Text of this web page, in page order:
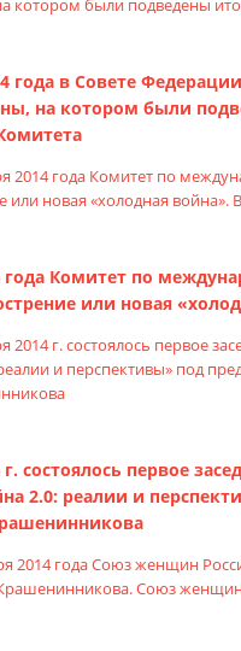
года в Совете
на котором были
года Комитет по
или новая
г. состоялось первое
2.0: реалии и